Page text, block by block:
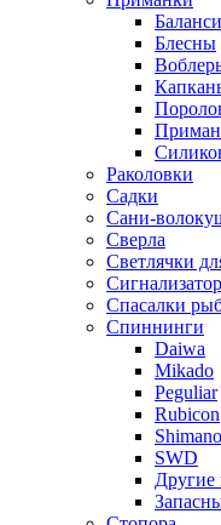
Блесны
Раколовки
Садки
Сани-
Сверла
Светлячки
Спасалки
Спиннинги
Daiwa
Mikado
Peguliar
Rubicon
Shimano
SWD
Другие